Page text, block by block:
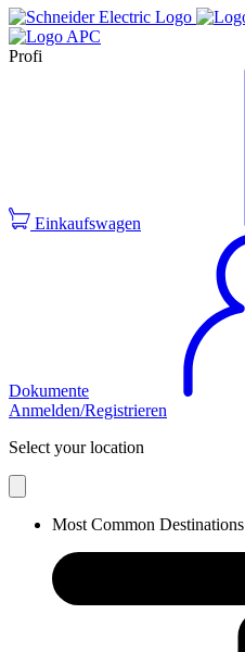
Profi
Einkaufswagen
Dokumente
Anmelden/Registrieren
Select your location
Most Common Destinations